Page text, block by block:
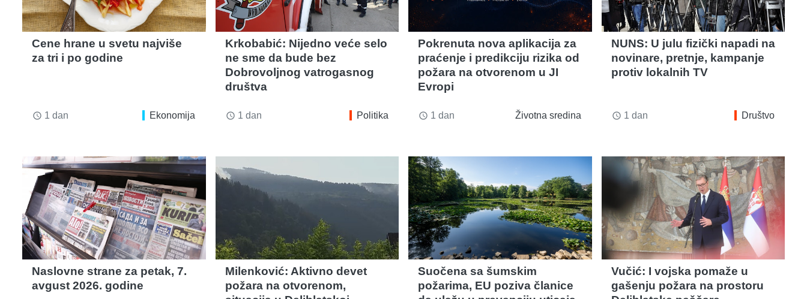
Cene hrane u svetu najviše
za tri i po godine
access_time 1 dan Ekonomija
Krkobabić: Nijedno veće selo
ne sme da bude bez
Dobrovoljnog vatrogasnog
društva
access_time 1 dan Politika
Pokrenuta nova aplikacija za
praćenje i predikciju rizika od
požara na otvorenom u JI
Evropi
access_time 1 dan Životna sredina
NUNS: U julu fizički napadi na
novinare, pretnje, kampanje
protiv lokalnih TV
access_time 1 dan Društvo
Naslovne strane za petak, 7.
avgust 2026. godine
Milenković: Aktivno devet
požara na otvorenom,
Suočena sa šumskim
požarima, EU poziva članice
Vučić: I vojska pomaže u
gašenju požara na prostoru